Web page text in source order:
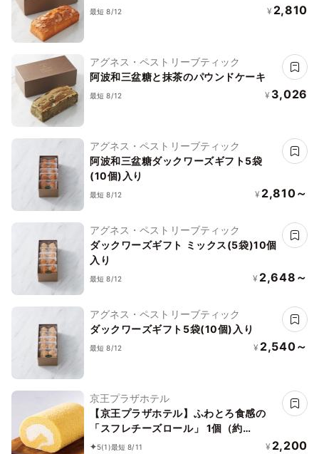
最短 8/12 ¥ 2,810
アグネス・ペストリーブティック
阿波和三盆糖と抹茶のパウンドケーキ
最短 8/12 ¥ 3,026
アグネス・ペストリーブティック
阿波和三盆糖ダックワーズギフト5袋
(10個)入り
最短 8/12 ¥ 2,810～
アグネス・ペストリーブティック
ダックワーズギフト ミックス(5袋)10個
入り
最短 8/12 ¥ 2,648～
アグネス・ペストリーブティック
ダックワーズギフト5袋(10個)入り
最短 8/12 ¥ 2,540～
京王プラザホテル
【京王プラザホテル】ふわとろ食感の
「スフレチーズロール」 1個（約
10.5cm）
5(1)最短 8/11 ¥ 2,200